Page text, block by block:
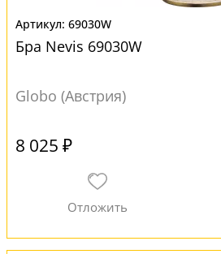
69030W
Бра Nevis 69030W
Globo (Австрия)
8 025 ₽